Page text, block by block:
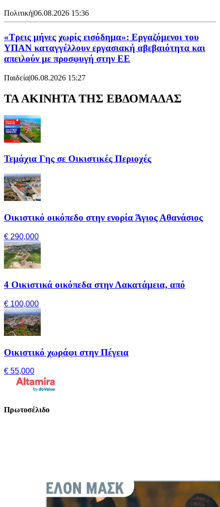
Πολιτική06.08.2026 15:36
«Τρεις μήνες χωρίς εισόδημα»: Εργαζόμενοι του
ΥΠΑΝ καταγγέλλουν εργασιακή αβεβαιότητα και
απειλούν με προσφυγή στην ΕΕ
Παιδεία|06.08.2026 15:27
ΤΑ ΑΚΙΝΗΤΑ ΤΗΣ ΕΒΔΟΜΑΔΑΣ
Τεμάχια Γης σε Οικιστικές Περιοχές
Οικιστικό οικόπεδο στην ενορία Άγιος Αθανάσιος
€ 290,000
4 Οικιστικά οικόπεδα στην Λακατάμεια, από
€ 100,000
Οικιστικό χωράφι στην Πέγεια
€ 55,000
Πρωτοσέλιδο